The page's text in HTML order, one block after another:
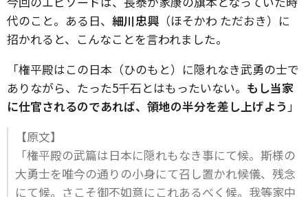
代のこと。ある日、 細川忠興 （ほそかわ ただおき）に
招かれると、こんなことを言われました。
「権平殿はこの日本（ひのもと）に隠れなき武勇の士で
ありながら、たった5千石とはもったいない。 もし当家
に仕官されるのであれば、領地の半分を差し上げよう」
【原文】
「権平殿の武篇は日本に隠れもなき事にて候。斯様の
大勇士を唯今の通りの小身にて召し置かれ候儀、残念
にて候。さこそ御不如意にこれあるべく候。我等家中